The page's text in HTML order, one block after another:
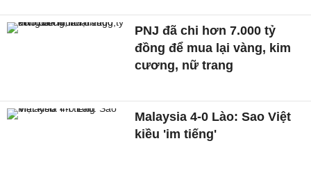
PNJ đã chi hơn 7.000 tỷ
đồng để mua lại vàng, kim
cương, nữ trang
Malaysia 4-0 Lào: Sao Việt
kiều 'im tiếng'